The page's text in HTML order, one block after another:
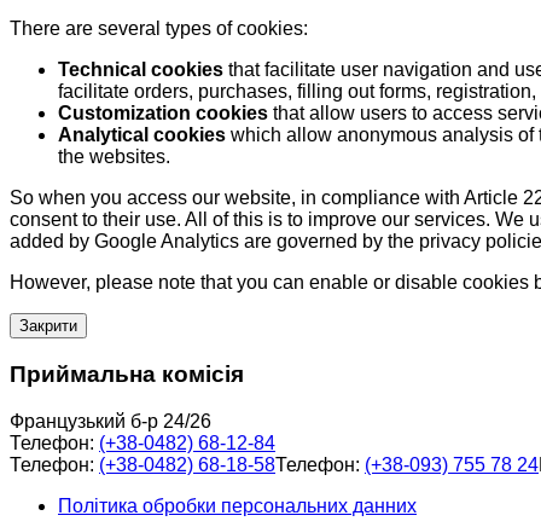
There are several types of cookies:
Technical cookies that facilitate user navigation and
facilitate orders, purchases, filling out forms,
Customization cookies that allow users to access
Analytical cookies which allow anonymous analysis
the websites.
So when you access our website, in compliance with Article
consent to their use. All of this is to improve our services.
added by Google Analytics are governed by the privacy
However, please note that you can enable or disable cookies
Закрити
Приймальна комісія
Французький б-р 24/26
Телефон: (+38-0482) 68-12-84
Телефон: (+38-0482) 68-18-58Телефон: (+38-093) 755 78 24
Політика обробки персональних данних